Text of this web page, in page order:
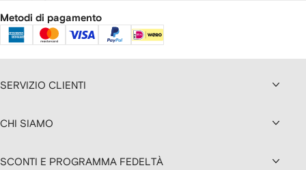
Metodi di pagamento
SERVIZIO CLIENTI
CHI SIAMO
SCONTI E PROGRAMMA FEDELTÀ